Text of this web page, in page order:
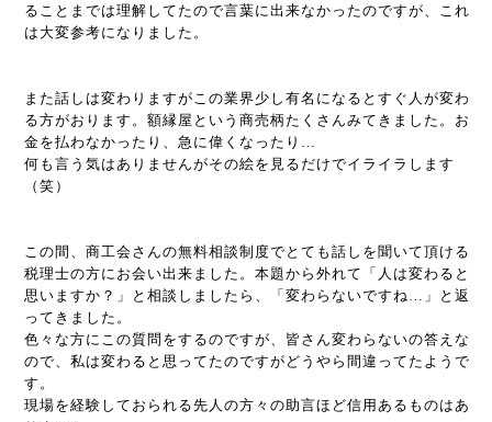
ることまでは理解してたので言葉に出来なかったのですが、これ
は大変参考になりました。
また話しは変わりますがこの業界少し有名になるとすぐ人が変わ
る方がおります。額縁屋という商売柄たくさんみてきました。お
金を払わなかったり、急に偉くなったり…
何も言う気はありませんがその絵を見るだけでイライラします
（笑）
この間、商工会さんの無料相談制度でとても話しを聞いて頂ける
税理士の方にお会い出来ました。本題から外れて「人は変わると
思いますか？」と相談しましたら、「変わらないですね…」と返
ってきました。
色々な方にこの質問をするのですが、皆さん変わらないの答えな
ので、私は変わると思ってたのですがどうやら間違ってたようで
す。
現場を経験しておられる先人の方々の助言ほど信用あるものはあ